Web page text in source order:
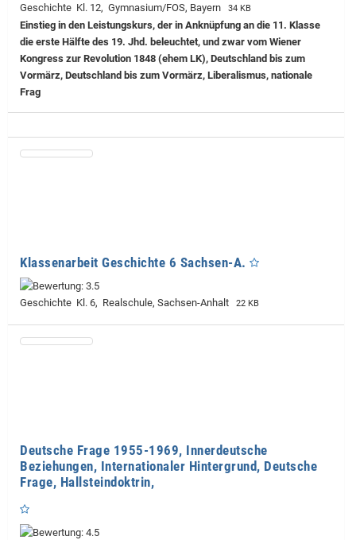
Geschichte Kl. 12, Gymnasium/FOS, Bayern 34 KB
Einstieg in den Leistungskurs, der in Anknüpfung an die 11. Klasse
die erste Hälfte des 19. Jhd. beleuchtet, und zwar vom Wiener
Kongress zur Revolution 1848 (ehem LK), Deutschland bis zum
Vormärz, Deutschland bis zum Vormärz, Liberalismus, nationale
Frag
Klassenarbeit Geschichte 6 Sachsen-A.
Geschichte Kl. 6, Realschule, Sachsen-Anhalt 22 KB
Deutsche Frage 1955-1969, Innerdeutsche
Beziehungen, Internationaler Hintergrund, Deutsche
Frage, Hallsteindoktrin,